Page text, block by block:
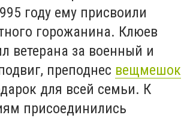
году ему присвоили
горожанина. Клюев
ветерана за военный и
преподнес вещмешок
для всей семьи. К
присоединились